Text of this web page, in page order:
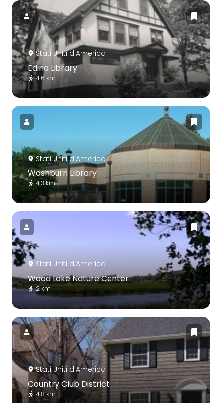
Stati Uniti d'America
Edina Library
4.6 km
Stati Uniti d'America
Washburn Library
4.3 km
Stati Uniti d'America
Wood Lake Nature Center
2 km
Stati Uniti d'America
Country Club District
4.8 km